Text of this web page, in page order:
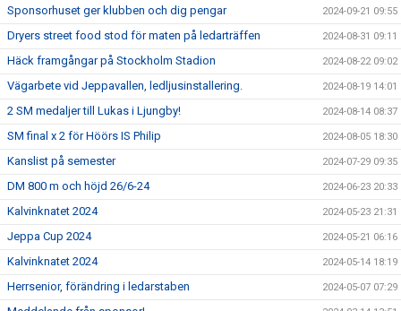
Sponsorhuset ger klubben och dig pengar 2024-09-21 09:55
Dryers street food stod för maten på ledarträffen 2024-08-31 09:11
Häck framgångar på Stockholm Stadion 2024-08-22 09:02
Vägarbete vid Jeppavallen, ledljusinstallering. 2024-08-19 14:01
2 SM medaljer till Lukas i Ljungby! 2024-08-14 08:37
SM final x 2 för Höörs IS Philip 2024-08-05 18:30
Kanslist på semester 2024-07-29 09:35
DM 800 m och höjd 26/6-24 2024-06-23 20:33
Kalvinknatet 2024 2024-05-23 21:31
Jeppa Cup 2024 2024-05-21 06:16
Kalvinknatet 2024 2024-05-14 18:19
Herrsenior, förändring i ledarstaben 2024-05-07 07:29